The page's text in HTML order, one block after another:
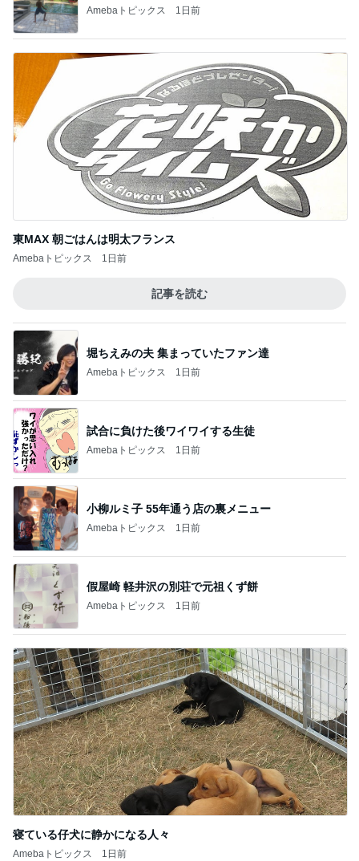
Amebaトピックス 1日前
東MAX 朝ごはんは明太フランス
Amebaトピックス 1日前
記事を読む
堀ちえみの夫 集まっていたファン達
Amebaトピックス 1日前
試合に負けた後ワイワイする生徒
Amebaトピックス 1日前
小柳ルミ子 55年通う店の裏メニュー
Amebaトピックス 1日前
假屋崎 軽井沢の別荘で元祖くず餅
Amebaトピックス 1日前
寝ている仔犬に静かになる人々
Amebaトピックス 1日前